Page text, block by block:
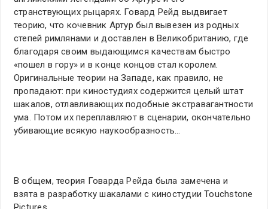
странствующих рыцарях. Говард Рейд выдвигает
теорию, что кочевник Артур был вывезен из родных
степей римлянами и доставлен в Великобританию, где
благодаря своим выдающимся качествам быстро
«пошел в гору» и в конце концов стал королем.
Оригинальные теории на Западе, как правило, не
пропадают: при киностудиях содержится целый штат
шакалов, отлавливающих подобные экстравагантности
ума. Потом их переплавляют в сценарии, окончательно
убивающие всякую наукообразность…
В общем, теория Говарда Рейда была замечена и
взята в разработку шакалами с киностудии Touchstone